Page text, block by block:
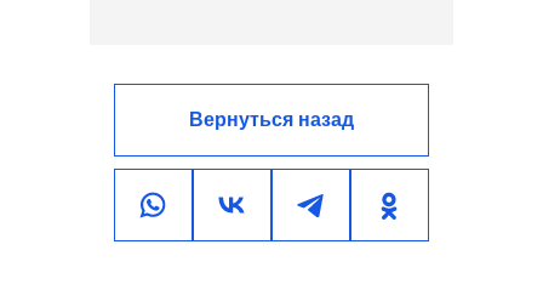
Вернуться назад